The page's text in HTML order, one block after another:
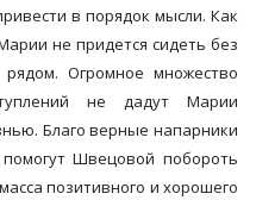
в порядок мысли. Как
не придется сидеть без
Огромное множество
не дадут Марии
Благо верные напарники
Швецовой побороть
позитивного и хорошего